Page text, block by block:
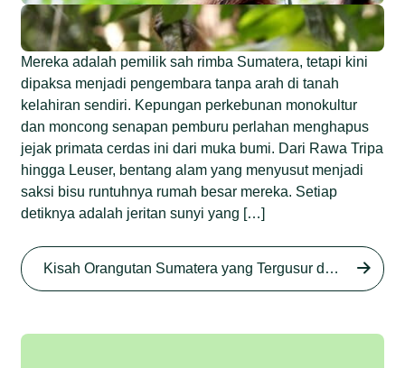
Sumatera di Rawa Tripa
Junaidi Hanafiah 27 Agu 2025
Begini Modus Perburuan
Mereka adalah pemilik sah rimba Sumatera, tetapi kini
dipaksa menjadi pengembara tanpa arah di tanah
kelahiran sendiri. Kepungan perkebunan monokultur
dan moncong senapan pemburu perlahan menghapus
jejak primata cerdas ini dari muka bumi. Dari Rawa Tripa
hingga Leuser, bentang alam yang menyusut menjadi
saksi bisu runtuhnya rumah besar mereka. Setiap
detiknya adalah jeritan sunyi yang […]
Kisah Orangutan Sumatera yang Tergusur dari Rumah Sendiri series